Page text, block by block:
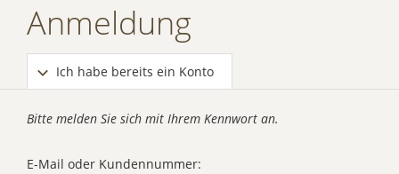
Anmeldung
Ich habe bereits ein Konto
Bitte melden Sie sich mit Ihrem Kennwort an.
E-Mail oder Kundennummer: